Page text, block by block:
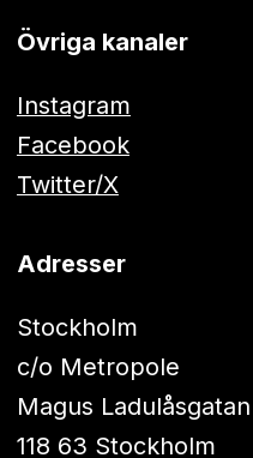
Övriga kanaler
Instagram
Facebook
Twitter/X
Adresser
Stockholm
c/o Metropole
Magus
118 63 Stockholm